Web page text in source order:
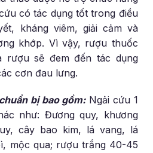
có tác dụng tốt trong điều
kháng viêm, giải cảm và
khớp. Vì vậy, rượu thuốc
rượu sẽ đem đến tác dụng
cơn đau lưng.
bị bao gồm:Ngải cứu 1
như: Đương quy, khương
cây bao kim, lá vang, lá
mộc qua; rượu trắng 40-45